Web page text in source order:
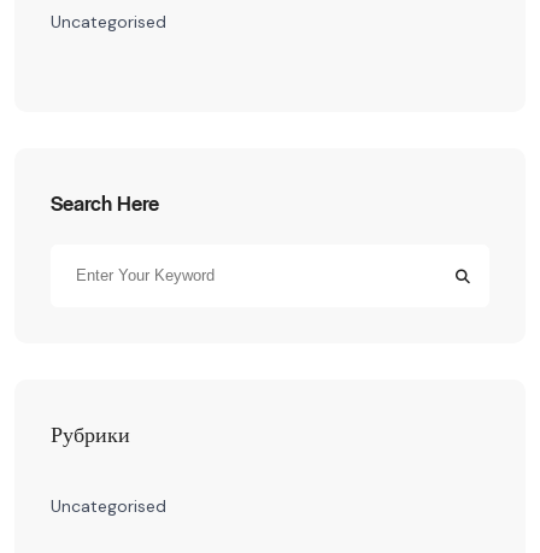
Uncategorised
Search Here
Рубрики
Uncategorised